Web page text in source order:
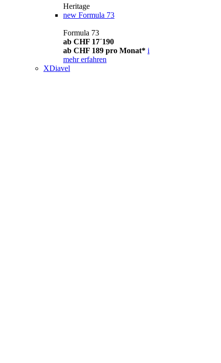
Heritage
new Formula 73
Formula 73
ab CHF 17´190
ab CHF 189 pro Monat* i
mehr erfahren
XDiavel